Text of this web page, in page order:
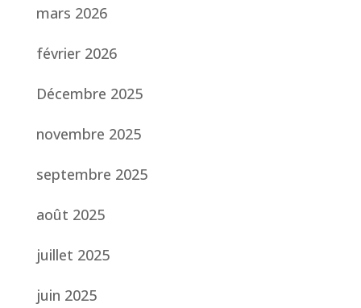
mars 2026
février 2026
Décembre 2025
novembre 2025
septembre 2025
août 2025
juillet 2025
juin 2025